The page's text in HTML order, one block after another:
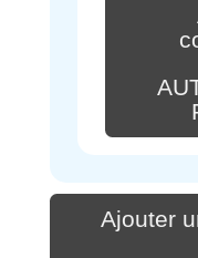
Ajouter